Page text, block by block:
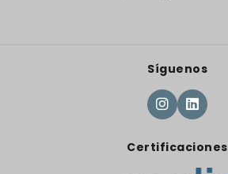
Síguenos
Certificaciones